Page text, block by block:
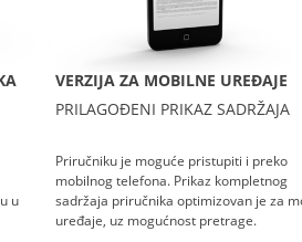
u
VERZIJA ZA MOBILNE UREĐAJE
PRILAGOĐENI PRIKAZ SADRŽAJA
Priručniku je moguće pristupiti i preko
mobilnog telefona. Prikaz kompletnog
sadržaja priručnika optimizovan je za
uređaje, uz mogućnost pretrage.